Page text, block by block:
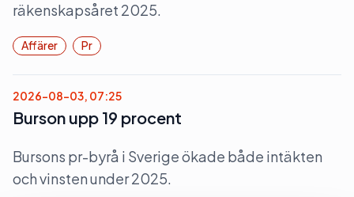
räkenskapsåret 2025.
Affärer Pr
2026-08-03, 07:25
Burson upp 19 procent
Bursons pr-byrå i Sverige ökade både intäkten
och vinsten under 2025.